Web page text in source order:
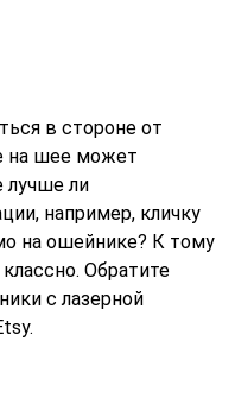
в стороне от
на шее может
лучше ли
например, кличку
на ошейнике? К тому
Обратите
с лазерной